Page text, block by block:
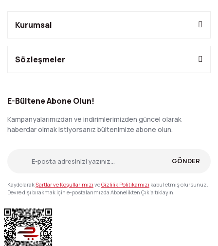
Kurumsal
Sözleşmeler
E-Bültene Abone Olun!
Kampanyalarımızdan ve indirimlerimizden güncel olarak
haberdar olmak istiyorsanız bültenimize abone olun.
GÖNDER
KaydolarakŞartlar ve Koşullarımızı veGizlilik Politikamızı kabul etmiş olursunuz.
Devre dışı bırakmak için e-postalarımızda Abonelikten Çık'a tıklayın.